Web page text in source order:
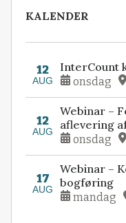
KALENDER
12
AUG
InterCount
onsdag
12
AUG
Webinar –
aflevering
onsdag
17
AUG
Webinar –
bogføring
mandag